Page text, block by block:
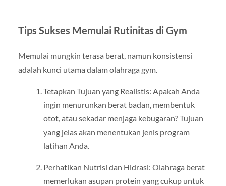
Tips Sukses Memulai Rutinitas di Gym
Memulai mungkin terasa berat, namun konsistensi
adalah kunci utama dalam olahraga gym.
Tetapkan Tujuan yang Realistis: Apakah Anda
ingin menurunkan berat badan, membentuk
otot, atau sekadar menjaga kebugaran? Tujuan
yang jelas akan menentukan jenis program
latihan Anda.
Perhatikan Nutrisi dan Hidrasi: Olahraga berat
memerlukan asupan protein yang cukup untuk